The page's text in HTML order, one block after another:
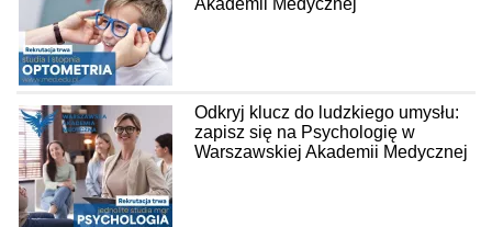
Odkryj klucz do ludzkiego umysłu:
zapisz się na Psychologię w
Warszawskiej Akademii Medycznej